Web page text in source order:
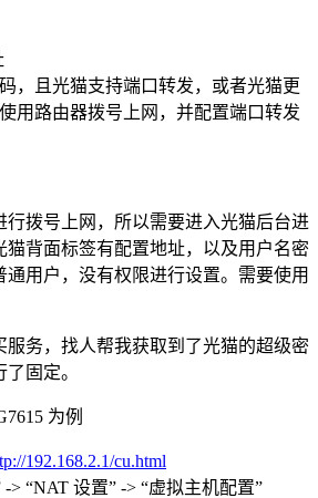
，且光猫支持端口转发，或者光猫更
用路由器拨号上网，并配置端口转发
行拨号上网，所以需要进入光猫后台进
猫背面标签有配置地址，以及用户名密
用户，没有权限进行设置。需要使用
服务，找人帮我获取到了光猫的超级密
固定。
为例
192.168.2.1/cu.html
> “NAT 设置” -> “虚拟主机配置”